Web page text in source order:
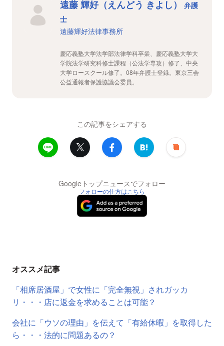
遠藤 輝好（えんどう きよし）
弁護
士
遠藤輝好法律事務所
慶応義塾大学法学部法律学科卒業、慶応義塾大学大
学院法学研究科修士課程（公法学専攻）修了、中央
大学ロースクール修了。08年弁護士登録。東京三会
公益通報者保護協議会委員。
この記事をシェアする
Googleトップニュースでフォロー
フォローの仕方はこちら
オススメ記事
「相席居酒屋」で女性に「完全無視」されガッカ
リ・・・店に返金を求めることは可能？
会社に「ウソの理由」を伝えて「有給休暇」を取得した
ら・・・法的に問題あるの？